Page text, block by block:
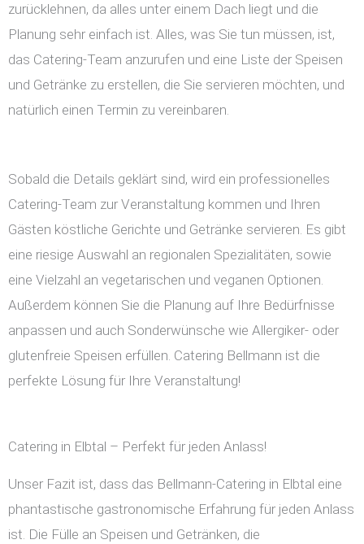
zurücklehnen, da alles unter einem Dach liegt und die
Planung sehr einfach ist. Alles, was Sie tun müssen, ist,
das Catering-Team anzurufen und eine Liste der Speisen
und Getränke zu erstellen, die Sie servieren möchten, und
natürlich einen Termin zu vereinbaren.
Sobald die Details geklärt sind, wird ein professionelles
Catering-Team zur Veranstaltung kommen und Ihren
Gästen köstliche Gerichte und Getränke servieren. Es gibt
eine riesige Auswahl an regionalen Spezialitäten, sowie
eine Vielzahl an vegetarischen und veganen Optionen.
Außerdem können Sie die Planung auf Ihre Bedürfnisse
anpassen und auch Sonderwünsche wie Allergiker- oder
glutenfreie Speisen erfüllen. Catering Bellmann ist die
perfekte Lösung für Ihre Veranstaltung!
Catering in Elbtal – Perfekt für jeden Anlass!
Unser Fazit ist, dass das Bellmann-Catering in Elbtal eine
phantastische gastronomische Erfahrung für jeden Anlass
ist. Die Fülle an Speisen und Getränken, die